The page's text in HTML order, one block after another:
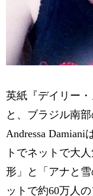
英紙『デイリー
と、ブラジル南
Andressa
トでネットで大
形」と「アナと
ットで約60万人